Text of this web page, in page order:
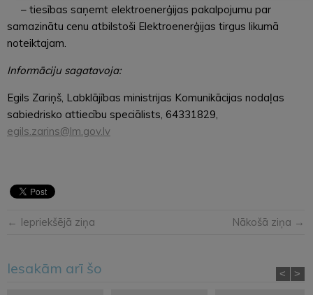
– tiesības saņemt elektroenerģijas pakalpojumu par
samazinātu cenu atbilstoši Elektroenerģijas tirgus likumā
noteiktajam.
Informāciju sagatavoja:
Egils Zariņš, Labklājības ministrijas Komunikācijas nodaļas
sabiedrisko attiecību speciālists, 64331829,
egils.zarins@lm.gov.lv
← Iepriekšējā ziņa Nākošā ziņa →
Iesakām arī šo < >